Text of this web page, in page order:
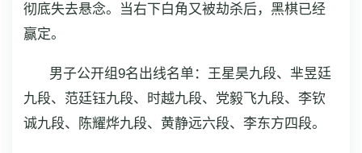
彻底失去悬念。当右下白角又被劫杀后，黑棋已经
赢定。
男子公开组9名出线名单：王星昊九段、芈昱廷
九段、范廷钰九段、时越九段、党毅飞九段、李钦
诚九段、陈耀烨九段、黄静远六段、李东方四段。